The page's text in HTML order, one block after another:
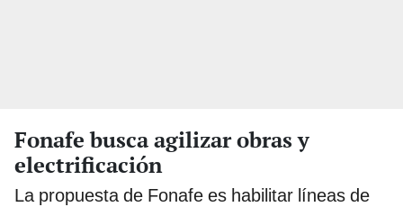
Fonafe busca agilizar obras y
electrificación
La propuesta de Fonafe es habilitar líneas de